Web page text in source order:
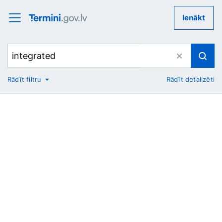
Ienākt
No
Rādīt filtru Rādīt detalizēti